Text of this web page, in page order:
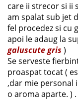
care ii strecor si ii
am spalat sub jet
fel procedez si cu
apoi le adaug la
galuscute gris )
Se serveste
proaspat tocat (
,dar mie personal
o aroma aparte. ) .